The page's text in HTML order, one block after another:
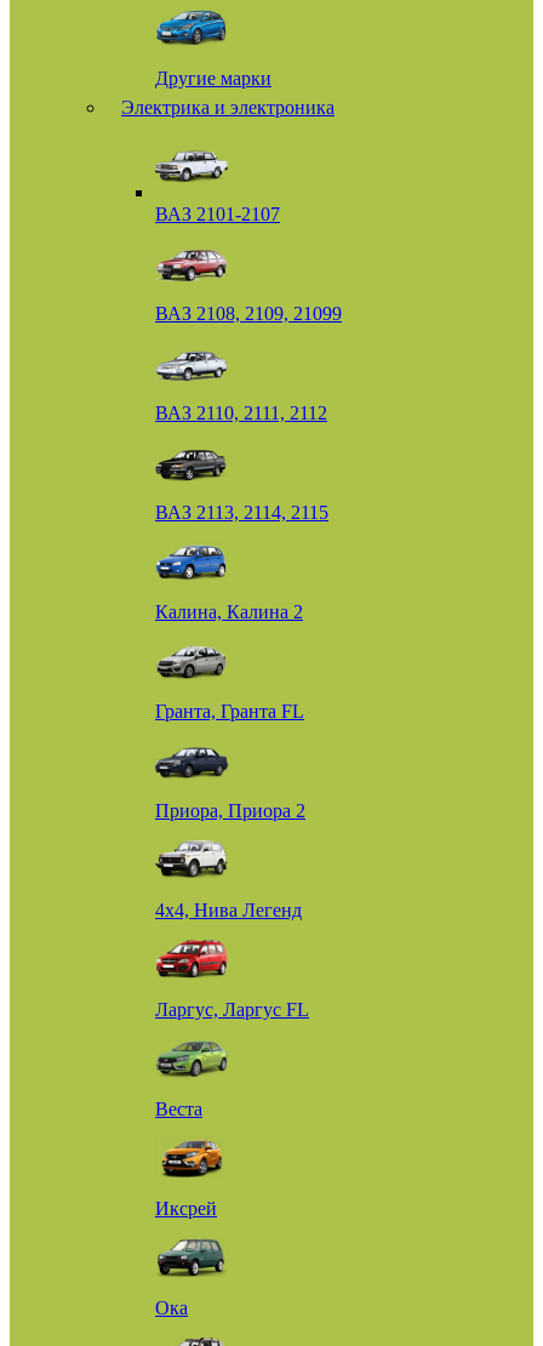
Другие марки
Электрика и электроника
ВАЗ 2101-2107
ВАЗ 2108, 2109, 21099
ВАЗ 2110, 2111, 2112
ВАЗ 2113, 2114, 2115
Калина, Калина 2
Гранта, Гранта FL
Приора, Приора 2
4х4, Нива Легенд
Ларгус, Ларгус FL
Веста
Иксрей
Ока